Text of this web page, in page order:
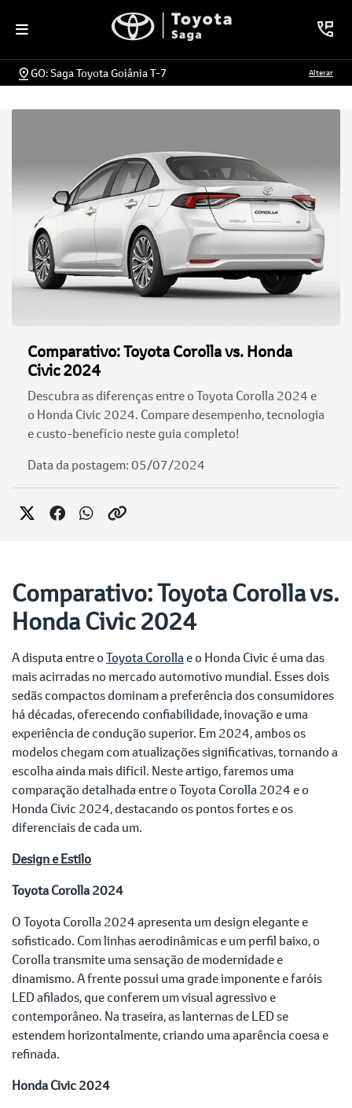
GO: Saga Toyota Goiânia T-7 Alterar
Comparativo: Toyota Corolla vs. Honda
Civic 2024
Descubra as diferenças entre o Toyota Corolla 2024 e
o Honda Civic 2024. Compare desempenho, tecnologia
e custo-benefício neste guia completo!
Data da postagem: 05/07/2024
Comparativo: Toyota Corolla vs.
Honda Civic 2024
A disputa entre oToyota Corollae o Honda Civic é uma das
mais acirradas no mercado automotivo mundial. Esses dois
sedãs compactos dominam a preferência dos consumidores
há décadas, oferecendo confiabilidade, inovação e uma
experiência de condução superior. Em 2024, ambos os
modelos chegam com atualizações significativas, tornando a
escolha ainda mais difícil. Neste artigo, faremos uma
comparação detalhada entre o Toyota Corolla 2024 e o
Honda Civic 2024, destacando os pontos fortes e os
diferenciais de cada um.
Design e Estilo
Toyota Corolla 2024
O Toyota Corolla 2024 apresenta um design elegante e
sofisticado. Com linhas aerodinâmicas e um perfil baixo, o
Corolla transmite uma sensação de modernidade e
dinamismo. A frente possui uma grade imponente e faróis
LED afilados, que conferem um visual agressivo e
contemporâneo. Na traseira, as lanternas de LED se
estendem horizontalmente, criando uma aparência coesa e
refinada.
Honda Civic 2024